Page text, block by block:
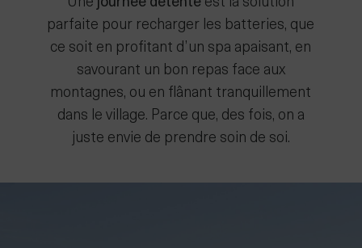
parfaite pour recharger les batteries, que
ce soit en profitant d’un spa apaisant, en
savourant un bon repas face aux
montagnes, ou en flânant tranquillement
dans le village. Parce que, des fois, on a
juste envie de prendre soin de soi.